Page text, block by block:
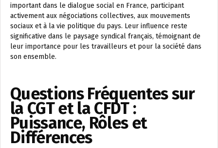
important dans le dialogue social en France, participant
activement aux négociations collectives, aux mouvements
sociaux et à la vie politique du pays. Leur influence reste
significative dans le paysage syndical français, témoignant de
leur importance pour les travailleurs et pour la société dans
son ensemble.
Questions Fréquentes sur
la CGT et la CFDT :
Puissance, Rôles et
Différences